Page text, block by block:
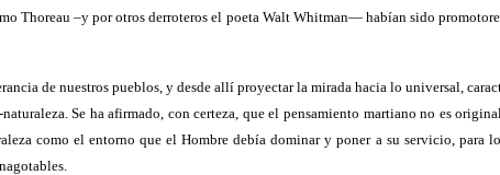
Thoreau –y por otros derroteros el poeta Walt Whitman— habían sido
de nuestros pueblos, y desde allí proyectar la mirada hacia lo universal,
Se ha afirmado, con certeza, que el pensamiento martiano no es
como el entorno que el Hombre debía dominar y poner a su servicio, para